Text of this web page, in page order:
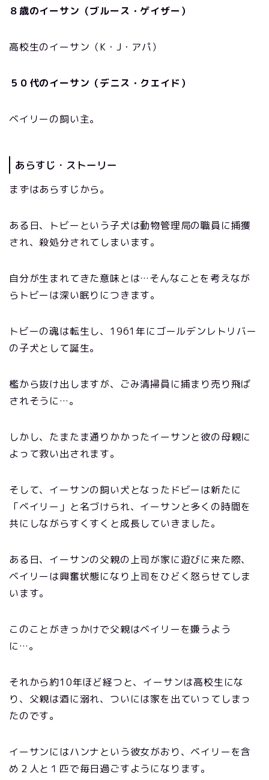
８歳のイーサン（ブルース・ゲイザー）
高校生のイーサン（K・J・アパ）
５０代のイーサン（デニス・クエイド）
ベイリーの飼い主。
あらすじ・ストーリー
まずはあらすじから。
ある日、トビーという子犬は動物管理局の職員に捕獲
され、殺処分されてしまいます。
自分が生まれてきた意味とは…そんなことを考えなが
らトビーは深い眠りにつきます。
トビーの魂は転生し、1961年にゴールデンレトリバー
の子犬として誕生。
檻から抜け出しますが、ごみ清掃員に捕まり売り飛ば
されそうに…。
しかし、たまたま通りかかったイーサンと彼の母親に
よって救い出されます。
そして、イーサンの飼い犬となったドビーは新たに
「ベイリー」と名づけられ、イーサンと多くの時間を
共にしながらすくすくと成長していきました。
ある日、イーサンの父親の上司が家に遊びに来た際、
ベイリーは興奮状態になり上司をひどく怒らせてしま
います。
このことがきっかけで父親はベイリーを嫌うよう
に…。
それから約10年ほど経つと、イーサンは高校生にな
り、父親は酒に溺れ、ついには家を出ていってしまっ
たのです。
イーサンにはハンナという彼女がおり、ベイリーを含
め２人と１匹で毎日過ごすようになります。